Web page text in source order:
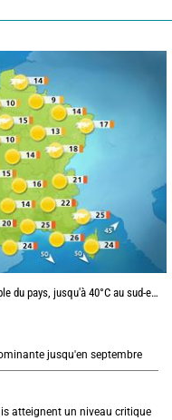
pays, jusqu'à 40°C au sud-est
jusqu'en septembre
atteignent un niveau critique